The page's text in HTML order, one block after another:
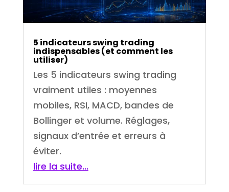
5 indicateurs swing trading
indispensables (et comment les
utiliser)
Les 5 indicateurs swing trading
vraiment utiles : moyennes
mobiles, RSI, MACD, bandes de
Bollinger et volume. Réglages,
signaux d’entrée et erreurs à
éviter.
lire la suite...